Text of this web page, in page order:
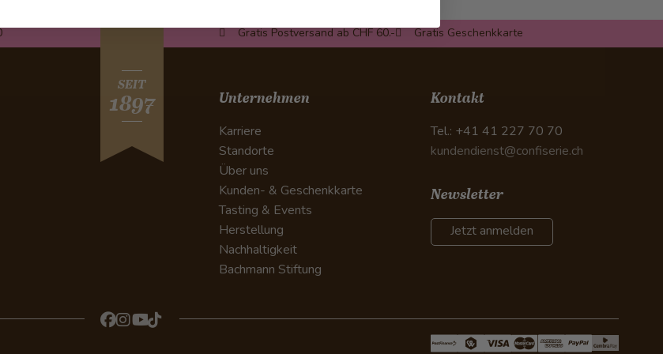
Gratis Postversand ab CHF 60.- Gratis Geschenkkarte
SEIT
1897
Unternehmen
Karriere
Standorte
Über uns
Kunden- & Geschenkkarte
Tasting & Events
Herstellung
Nachhaltigkeit
Bachmann Stiftung
Kontakt
Tel.: +41 41 227 70 70
kundendienst@confiserie.ch
Newsletter
Jetzt anmelden